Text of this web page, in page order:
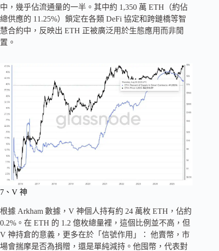
中，幾乎佔流通量的一半。其中約 1,350 萬 ETH（約佔
總供應的 11.25%）鎖定在各類 DeFi 協定和跨鏈橋等智
慧合約中，反映出 ETH 正被廣泛用於生態應用而非閒
置。
7、V 神
根據 Arkham 數據，V 神個人持有約 24 萬枚 ETH，佔約
0.2%。在 ETH 的 1.2 億枚總量裡，這個比例並不高，但
V 神持倉的意義，更多在於「信號作用」： 他賣幣，市
場會揣摩是否為捐贈，還是單純減持。他囤幣，代表對